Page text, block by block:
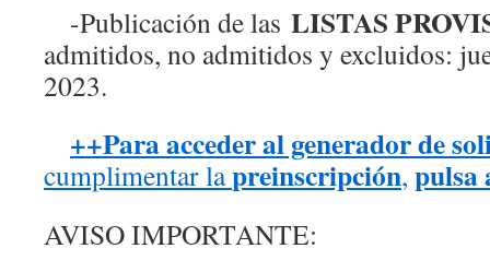
-Publicación de las LISTAS
admitidos, no admitidos y excluidos:
2023.
++Para acceder al generador de
cumplimentar lapreinscripción, pulsa
AVISO IMPORTANTE: